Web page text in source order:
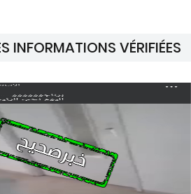
INFORMATIONS VÉRIFIÉES